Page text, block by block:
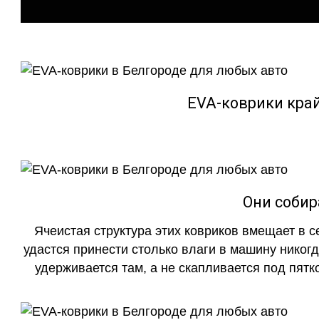
EVA-коврики
Они
Ячеистая структура этих ковриков вмещает в
удастся принести столько влаги в машину
удерживается там, а не скапливается под